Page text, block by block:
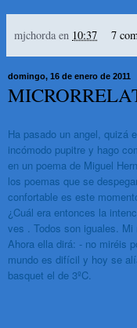
mjchorda en 10:37 7
domingo, 16 de enero de 2011
Ha pasado un angel, quizá
incómodo pupitre y hago
en un poema de Miguel
los poemas que se
confortable es este
¿Cuál era entonces la
ves . Todos son iguales.
Ahora ella dirá: - no miréis
mundo es difícil y hoy se
basquet el de 3ºC.